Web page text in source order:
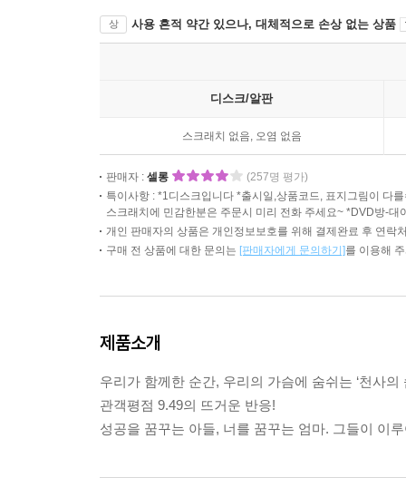
상 사용 흔적 약간 있으나, 대체적으로 손상 없는 상품
디스크/알판
스크래치 없음, 오염 없음
판매자 : 셀롱
(257명 평가)
특이사항 : *1디스크입니다 *출시일,상품코드, 표지그림이 다
스크래치에 민감한분은 주문시 미리 전화 주세요~ *DVD방-
개인 판매자의 상품은 개인정보보호를 위해 결제완료 후 연락
구매 전 상품에 대한 문의는 [판매자에게 문의하기]를 이용해
제품소개
우리가 함께한 순간, 우리의 가슴에 숨쉬는 ‘천사의
관객평점 9.49의 뜨거운 반응!
성공을 꿈꾸는 아들, 너를 꿈꾸는 엄마. 그들이 이